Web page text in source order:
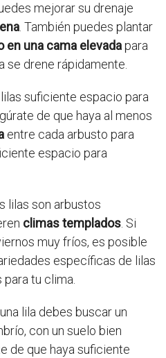
mejorar su drenaje
. También puedes plantar
en una cama elevadapara
se drene rápidamente.
suficiente espacio para
de que haya al menos
entre cada arbusto para
espacio para
lilas son arbustos
climas templados . Si
muy fríos, es posible
específicas de lilas
tu clima.
lila debes buscar un
con un suelo bien
de que haya suficiente